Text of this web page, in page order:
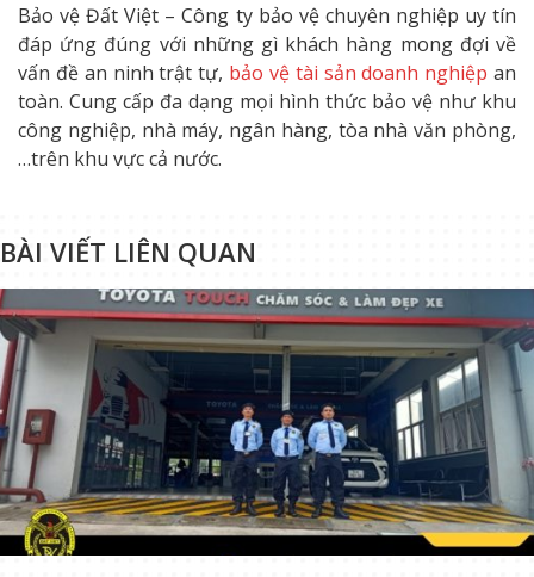
Bảo vệ Đất Việt – Công ty bảo vệ chuyên nghiệp uy tín
đáp ứng đúng với những gì khách hàng mong đợi về
vấn đề an ninh trật tự, bảo vệ tài sản doanh nghiệp an
toàn. Cung cấp đa dạng mọi hình thức bảo vệ như khu
công nghiệp, nhà máy, ngân hàng, tòa nhà văn phòng,
…trên khu vực cả nước.
BÀI VIẾT LIÊN QUAN